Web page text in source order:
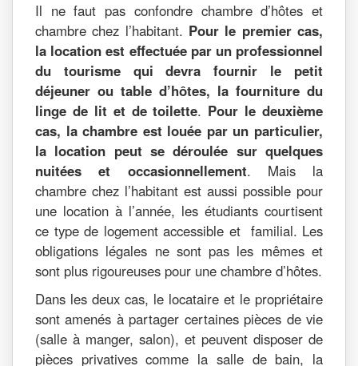
Il ne faut pas confondre chambre d’hôtes et
chambre chez l’habitant. Pour le premier cas,
la location est effectuée par un professionnel
du tourisme qui devra fournir le petit
déjeuner ou table d’hôtes, la fourniture du
linge de lit et de toilette. Pour le deuxième
cas, la chambre est louée par un particulier,
la location peut se déroulée sur quelques
nuitées et occasionnellement. Mais la
chambre chez l’habitant est aussi possible pour
une location à l’année, les étudiants courtisent
ce type de logement accessible et familial. Les
obligations légales ne sont pas les mêmes et
sont plus rigoureuses pour une chambre d’hôtes.
Dans les deux cas, le locataire et le propriétaire
sont amenés à partager certaines pièces de vie
(salle à manger, salon), et peuvent disposer de
pièces privatives comme la salle de bain, la